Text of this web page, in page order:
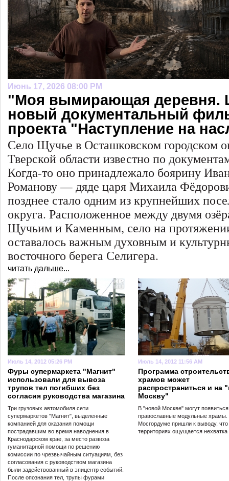
Июнь 17, 2026 08:00 PM
"Моя вымирающая деревня.
новый документальный
проекта "Наступление на
Село Щучье в Осташковском городском
Тверской области известно по
Когда-то оно принадлежало боярину
Романову — дяде царя Михаила
позднее стало одним из крупнейших
округа. Расположенное между двумя
Щучьим и Каменным, село на
оставалось важным духовным и
восточного берега Селигера.
читать дальше...
Июль 14, 2012 05:26 PM
Фуры супермаркета "Магнит"
использовали для вывоза
трупов тел погибших без
согласия руководства магазина
Три грузовых автомобиля сети
супермаркетов "Магнит", выделенные
компанией для оказания помощи
пострадавшим во время наводнения в
Краснодарском крае, за место развоза
гуманитарной помощи по решению
комиссии по чрезвычайным ситуациям, без
согласования с руководством магазина
были задействованный в эпицентр событий.
После опознания тел, трупы фурами
Июль 14, 2012 11:56 AM
Программа
храмов может
распространиться и на
Москву"
В "новой Москве" могут появиться
православные модульные храмы.
Мосгордуме пришли к выводу,
территориях ощущается нехватка